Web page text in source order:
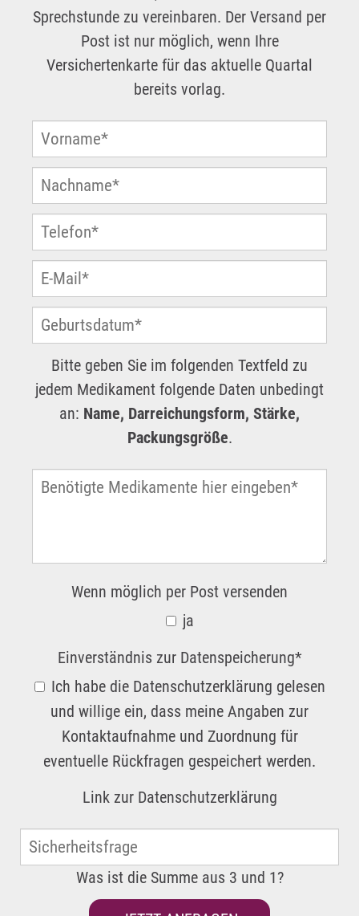
Sprechstunde zu vereinbaren. Der Versand per
Post ist nur möglich, wenn Ihre
Versichertenkarte für das aktuelle Quartal
bereits vorlag.
Bitte geben Sie im folgenden Textfeld zu
jedem Medikament folgende Daten unbedingt
an: Name, Darreichungsform, Stärke,
Packungsgröße.
Wenn möglich per Post versenden
ja
Einverständnis zur Datenspeicherung*
Ich habe die Datenschutzerklärung gelesen
und willige ein, dass meine Angaben zur
Kontaktaufnahme und Zuordnung für
eventuelle Rückfragen gespeichert werden.
Link zur Datenschutzerklärung
Was ist die Summe aus 3 und 1?